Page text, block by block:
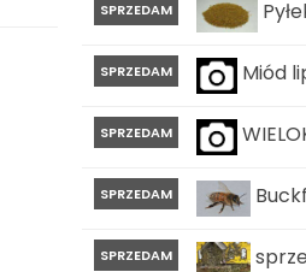
SPRZEDAM
SPRZEDAM Miód
SPRZEDAM
SPRZEDAM
SPRZEDAM